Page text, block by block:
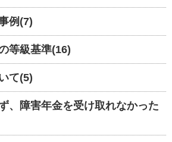
例(7)
等級基準(16)
て(5)
、障害年金を受け取れなかった